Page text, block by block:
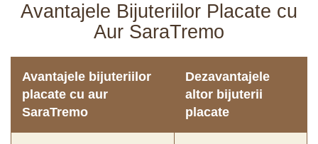
Avantajele Bijuteriilor Placate cu
Aur SaraTremo
Avantajele bijuteriilor
placate cu aur
SaraTremo
Dezavantajele
altor bijuterii
placate